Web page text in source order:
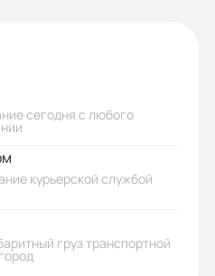
сегодня с любого
курьерской службой
груз транспортной